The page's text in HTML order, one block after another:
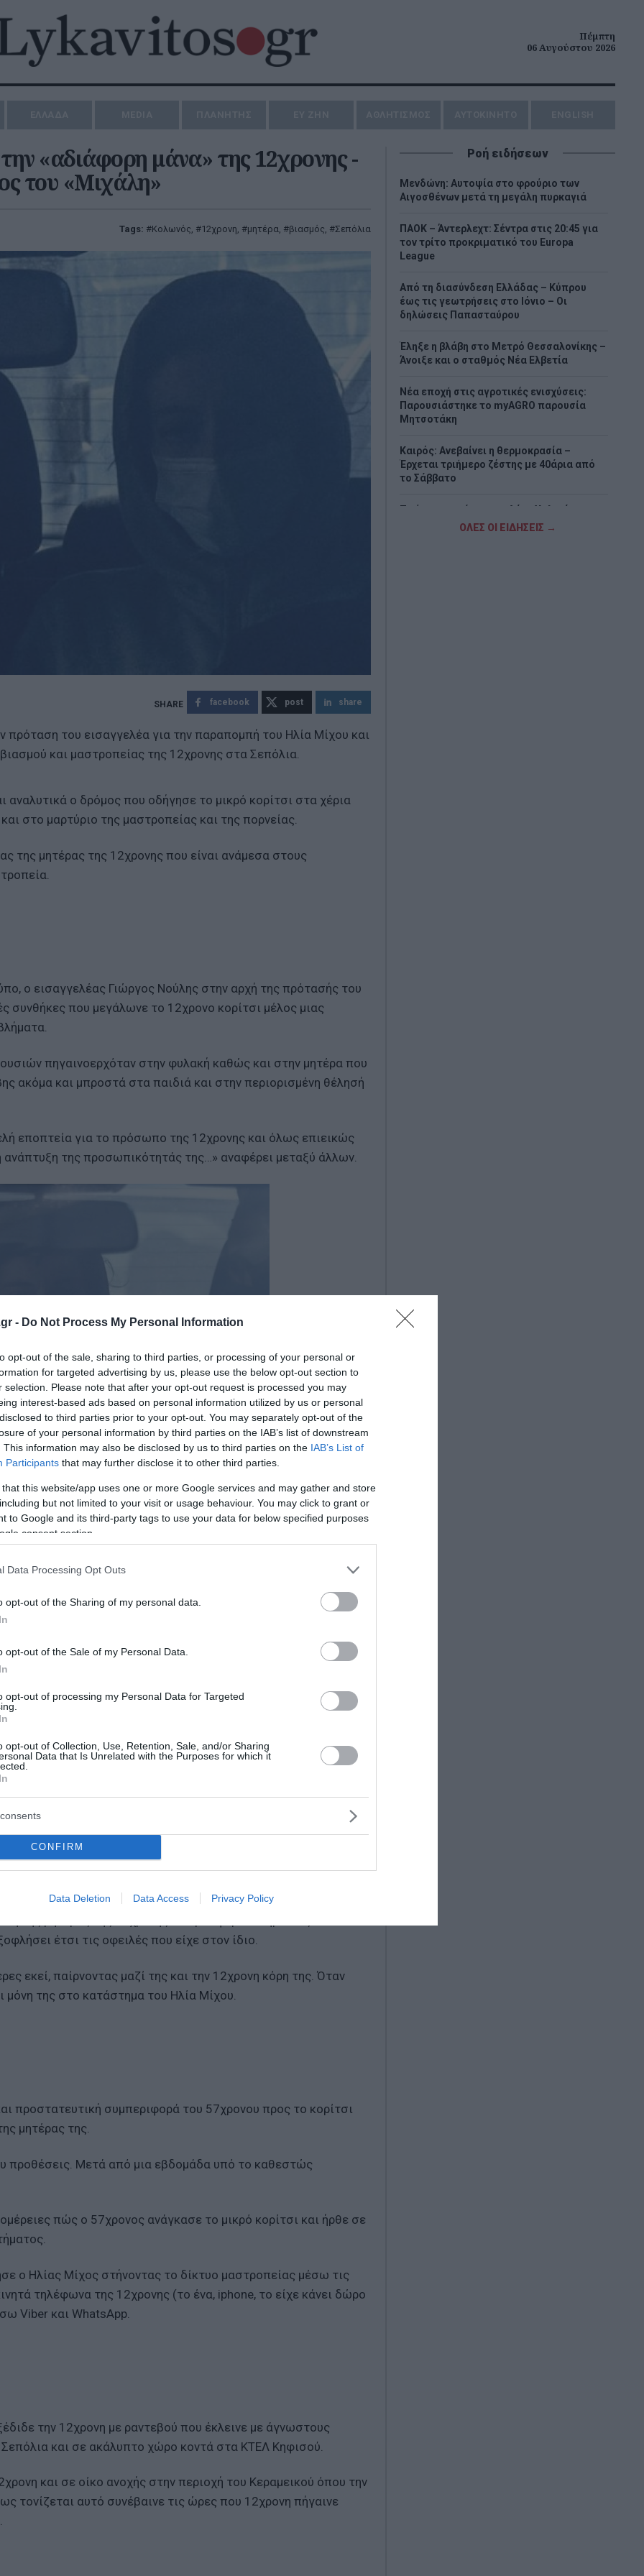
- Do Not Process My Personal Information
opt-out of the sale, sharing to third parties, or processing of your personal or
for targeted advertising by us, please use the below opt-out section to
selection. Please note that after your opt-out request is processed you may
interest-based ads based on personal information utilized by us or personal
to third parties prior to your opt-out. You may separately opt-out of the
of your personal information by third parties on the IAB’s list of downstream
This information may also be disclosed by us to third parties on the IAB’s List of
Participants that may further disclose it to other third parties.
that this website/app uses one or more Google services and may gather and store
but not limited to your visit or usage behaviour. You may click to grant or
to Google and its third-party tags to use your data for below specified purposes
consent section.
Data Processing Opt Outs
opt-out of the Sharing of my personal data.
opt-out of the Sale of my Personal Data.
opt-out of processing my Personal Data for Targeted
opt-out of Collection, Use, Retention, Sale, and/or Sharing
Data that Is Unrelated with the Purposes for which it
CONFIRM
Data Deletion Data Access Privacy Policy
Πέμπτη
06 Αυγούστου 2026
την «αδιάφορη μάνα» της 12χρονης -
του «Μιχάλη»
Tags: Κολωνός, 12χρονη, μητέρα, βιασμός, Σεπόλια
facebook post share
πρόταση του εισαγγελέα για την παραπομπή του Ηλία Μίχου και
και μαστροπείας της 12χρονης στα Σεπόλια.
ο δρόμος που οδήγησε το μικρό κορίτσι στα χέρια
στο μαρτύριο της μαστροπείας και της πορνείας.
της μητέρας της 12χρονης που είναι ανάμεσα στους
ο εισαγγελέας Γιώργος Νούλης στην αρχή της πρότασής του
συνθήκες που μεγάλωνε το 12χρονο κορίτσι μέλος μιας
πηγαινοερχόταν στην φυλακή καθώς και στην μητέρα που
ακόμα και μπροστά στα παιδιά και στην περιορισμένη θέλησή
εποπτεία για το πρόσωπο της 12χρονης και όλως επιεικώς
ανάπτυξη της προσωπικότητάς της…» αναφέρει μεταξύ άλλων.
όπως και τα άλλα παιδιά της οικογένειας, δεν πήγαιναν
από το σπίτι τουλάχιστον 4 με 5 ώρες έως τις 11 και 12
οικογένειά της, η μητέρα επέβαλε με διαρκείς
κοπέλα να επιδοθεί στην ενίοτε επιθετική και με τη
της οικίας της περιοχή Κολωνού και Σεπολίων προς συλλογή
την πίεζε υπέρμετρα προς τούτο…» αναφέρει ο κ. Νούλης.
ζωή της 12χρονης ο αδίστακτος 57χρονος καταστηματάρχης
ήταν γνωστή στην ευρύτερη γειτονιά όπως και στον Ηλία
της μητέρας της 12χρονης να προσφέρει υπηρεσίες
έτσι τις οφειλές που είχε στον ίδιο.
εκεί, παίρνοντας μαζί της και την 12χρονη κόρη της. Όταν
μόνη της στο κατάστημα του Ηλία Μίχου.
προστατευτική συμπεριφορά του 57χρονου προς το κορίτσι
μητέρας της.
προθέσεις. Μετά από μια εβδομάδα υπό το καθεστώς
πώς ο 57χρονος ανάγκασε το μικρό κορίτσι και ήρθε σε
ο Ηλίας Μίχος στήνοντας το δίκτυο μαστροπείας μέσω τις
τηλέφωνα της 12χρονης (το ένα, iphone, το είχε κάνει δώρο
Viber και WhatsApp.
την 12χρονη με ραντεβού που έκλεινε με άγνωστους
και σε ακάλυπτο χώρο κοντά στα ΚΤΕΛ Κηφισού.
και σε οίκο ανοχής στην περιοχή του Κεραμεικού όπου την
τονίζεται αυτό συνέβαινε τις ώρες που 12χρονη πήγαινε
Ροή ειδήσεων
Μενδώνη: Αυτοψία στο φρούριο των
Αιγοσθένων μετά τη μεγάλη πυρκαγιά
ΠΑΟΚ – Άντερλεχτ: Σέντρα στις 20:45 για
τον τρίτο προκριματικό του Europa
League
Από τη διασύνδεση Ελλάδας – Κύπρου
έως τις γεωτρήσεις στο Ιόνιο – Οι
δηλώσεις Παπασταύρου
Έληξε η βλάβη στο Μετρό Θεσσαλονίκης –
Άνοιξε και ο σταθμός Νέα Ελβετία
Νέα εποχή στις αγροτικές ενισχύσεις:
Παρουσιάστηκε το myAGRO παρουσία
Μητσοτάκη
Καιρός: Ανεβαίνει η θερμοκρασία –
Έρχεται τριήμερο ζέστης με 40άρια από
το Σάββατο
Το ύστατο χαίρε στον Λάκη Χαλκιά –
Πλήθος κόσμου στο λαϊκό προσκύνημα
ΟΛΕΣ ΟΙ ΕΙΔΗΣΕΙΣ →